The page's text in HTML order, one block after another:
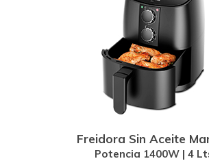
Freidora Sin Aceite
Potencia 1400W | 4